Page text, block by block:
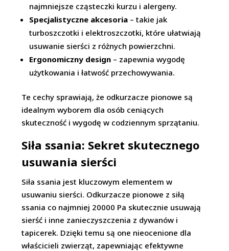
najmniejsze cząsteczki kurzu i alergeny.
Specjalistyczne akcesoria – takie jak
turboszczotki i elektroszczotki, które ułatwiają
usuwanie sierści z różnych powierzchni.
Ergonomiczny design – zapewnia wygodę
użytkowania i łatwość przechowywania.
Te cechy sprawiają, że odkurzacze pionowe są
idealnym wyborem dla osób ceniących
skuteczność i wygodę w codziennym sprzątaniu.
Siła ssania: Sekret skutecznego
usuwania sierści
Siła ssania jest kluczowym elementem w
usuwaniu sierści. Odkurzacze pionowe z siłą
ssania co najmniej 20000 Pa skutecznie usuwają
sierść i inne zanieczyszczenia z dywanów i
tapicerek. Dzięki temu są one nieocenione dla
właścicieli zwierząt, zapewniając efektywne